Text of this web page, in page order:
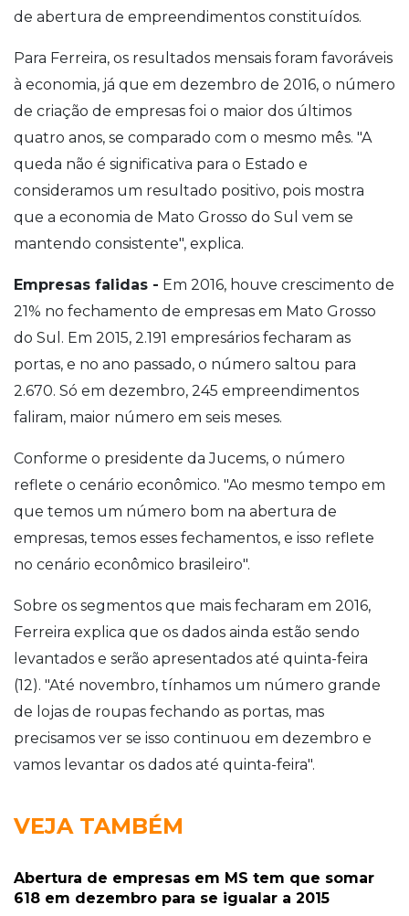
de abertura de empreendimentos constituídos.
Para Ferreira, os resultados mensais foram favoráveis
à economia, já que em dezembro de 2016, o número
de criação de empresas foi o maior dos últimos
quatro anos, se comparado com o mesmo mês. "A
queda não é significativa para o Estado e
consideramos um resultado positivo, pois mostra
que a economia de Mato Grosso do Sul vem se
mantendo consistente", explica.
Empresas falidas - Em 2016, houve crescimento de
21% no fechamento de empresas em Mato Grosso
do Sul. Em 2015, 2.191 empresários fecharam as
portas, e no ano passado, o número saltou para
2.670. Só em dezembro, 245 empreendimentos
faliram, maior número em seis meses.
Conforme o presidente da Jucems, o número
reflete o cenário econômico. "Ao mesmo tempo em
que temos um número bom na abertura de
empresas, temos esses fechamentos, e isso reflete
no cenário econômico brasileiro".
Sobre os segmentos que mais fecharam em 2016,
Ferreira explica que os dados ainda estão sendo
levantados e serão apresentados até quinta-feira
(12). "Até novembro, tínhamos um número grande
de lojas de roupas fechando as portas, mas
precisamos ver se isso continuou em dezembro e
vamos levantar os dados até quinta-feira".
VEJA TAMBÉM
Abertura de empresas em MS tem que somar
618 em dezembro para se igualar a 2015